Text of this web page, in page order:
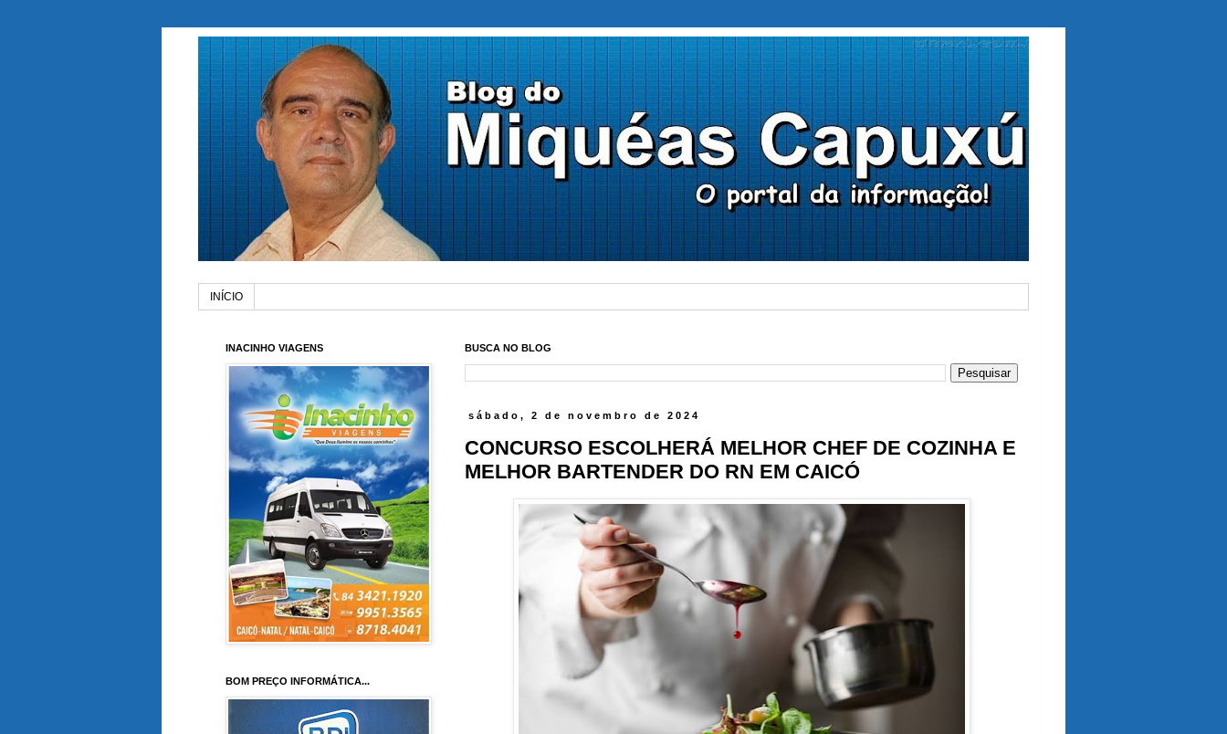
INÍCIO
BUSCA NO BLOG
sábado, 2 de novembro de 2024
CONCURSO ESCOLHERÁ MELHOR CHEF DE COZINHA E
MELHOR BARTENDER DO RN EM CAICÓ
INACINHO VIAGENS
BOM PREÇO INFORMÁTICA...